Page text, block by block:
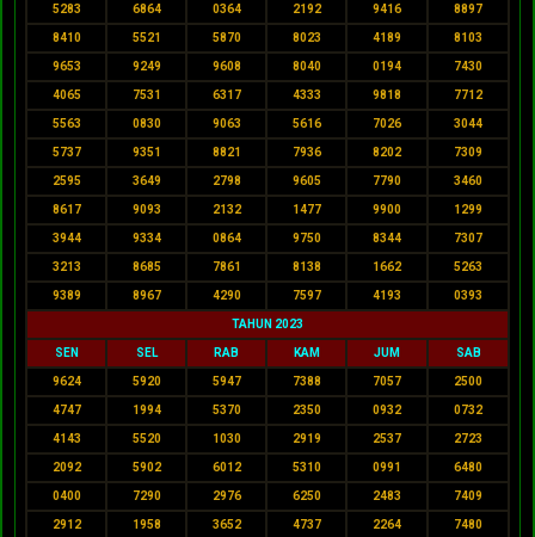
5283 6864 0364 2192 9416 8897
8410 5521 5870 8023 4189 8103
9653 9249 9608 8040 0194 7430
4065 7531 6317 4333 9818 7712
5563 0830 9063 5616 7026 3044
5737 9351 8821 7936 8202 7309
2595 3649 2798 9605 7790 3460
8617 9093 2132 1477 9900 1299
3944 9334 0864 9750 8344 7307
3213 8685 7861 8138 1662 5263
9389 8967 4290 7597 4193 0393
TAHUN 2023
SEN SEL RAB KAM JUM SAB
9624 5920 5947 7388 7057 2500
4747 1994 5370 2350 0932 0732
4143 5520 1030 2919 2537 2723
2092 5902 6012 5310 0991 6480
0400 7290 2976 6250 2483 7409
2912 1958 3652 4737 2264 7480